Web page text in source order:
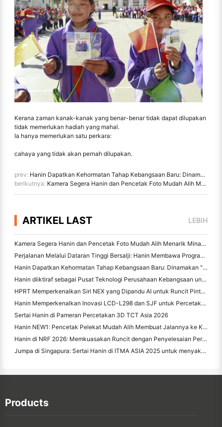
Kerana zaman kanak-kanak yang benar-benar tidak dapat dilupakan
tidak memerlukan hadiah yang mahal.
Ia hanya memerlukan satu perkara:
cahaya yang tidak akan pernah dilupakan.
prev: Hanin Dapatkan Kehormatan Tahap Kebangsaan Baru: Dinamakan "2026 Made in China · Jenama Dipercayai oleh Pengguna"
berikutnya: Kamera Segera Hanin dan Pencetak Foto Mudah Alih Menarik Minat yang Kuat di IEAE Shenzhen 2026
ARTIKEL LAST LEBIH
Kamera Segera Hanin dan Pencetak Foto Mudah Alih Menarik Minat yang Kuat di IEAE Shenzhen 2026
Perjalanan Melalui Dataran Tinggi Bersalji: Hanin Membawa Program Pendidikan Fotografi kepada Kanak-kanak di Qamdo
Hanin Dapatkan Kehormatan Tahap Kebangsaan Baru: Dinamakan "2026 Made in China · Jenama Dipercayai oleh Pengguna"
Hanin diiktiraf sebagai Pusat Teknologi Perusahaan Kebangsaan untuk Kepimpinan Inovasi
HPRT Memperkenalkan Siri NEX yang Dipandu AI untuk Runcit Pintar di CHINASHOP 2026
Hanin Memperkenalkan Inovasi LCD-L298 dan SJF untuk Percetakan 3D Perindustrian di TCT Asia 2026
Sertai Hanin di Pameran Percetakan 3D TCT Asia 2026
Hanin NEW1: Pencetak Pelekat Mudah Alih Membuat Jalannya ke Kedai LOFT Jepun
Hanin di NRF 2026: Memkuasakan Runcit dengan Penyelesaian Percetakan Pintar Senario Penuh
Jumpa di Singapura: Sertai Hanin di ITMA ASIA 2025 untuk menyaksikan Teknologi Percetakan Digital Terbaru
Products